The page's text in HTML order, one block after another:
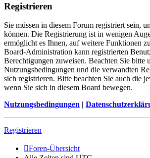
Registrieren
Sie müssen in diesem Forum registriert sein,
können. Die Registrierung ist in wenigen
ermöglicht es Ihnen, auf weitere Funktionen
Board-Administration kann registrierten
Berechtigungen zuweisen. Beachten Sie bitte
Nutzungsbedingungen und die verwandten
sich registrieren. Bitte beachten Sie auch die
wenn Sie sich in diesem Board bewegen.
Nutzungsbedingungen |
Registrieren
Foren-Übersicht